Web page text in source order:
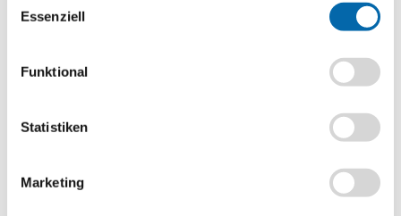
Essenziell
Funktional
Statistiken
Marketing